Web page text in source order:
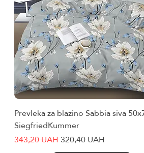
Hiter ogled
Prevleka za blazino Sabbia siva
SiegfriedKummer
Redna cena
343,20 UAHCena na razprodaji
320,40 UAH